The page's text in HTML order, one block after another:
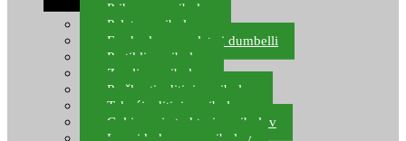
Prihrana za ribolov
Pelete za ribolov
Feeder lovne pelete i dumbelli
Partikli za ribolov
Zemlja za ribolov
Praškasti aditivi za ribolov
Tekući aditivi za ribolov
Gel i sprej atraktori za ribolov